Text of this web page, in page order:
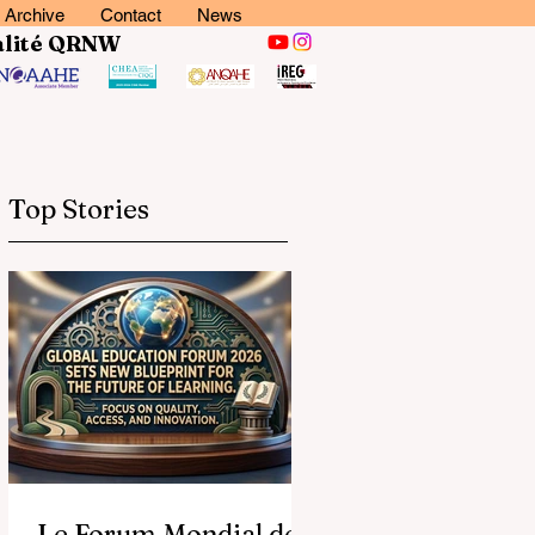
Archive Contact News
QRNW
Top Stories